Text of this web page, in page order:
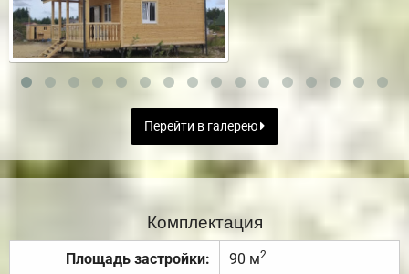
Перейти в галерею
Комплектация
Площадь застройки: 90 м2